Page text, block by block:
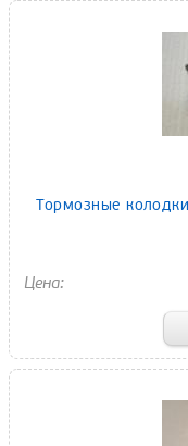
Тормозные